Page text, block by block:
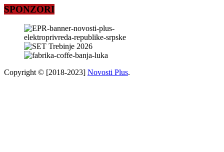
SPONZORI
Copyright © [2018-2023] Novosti Plus.